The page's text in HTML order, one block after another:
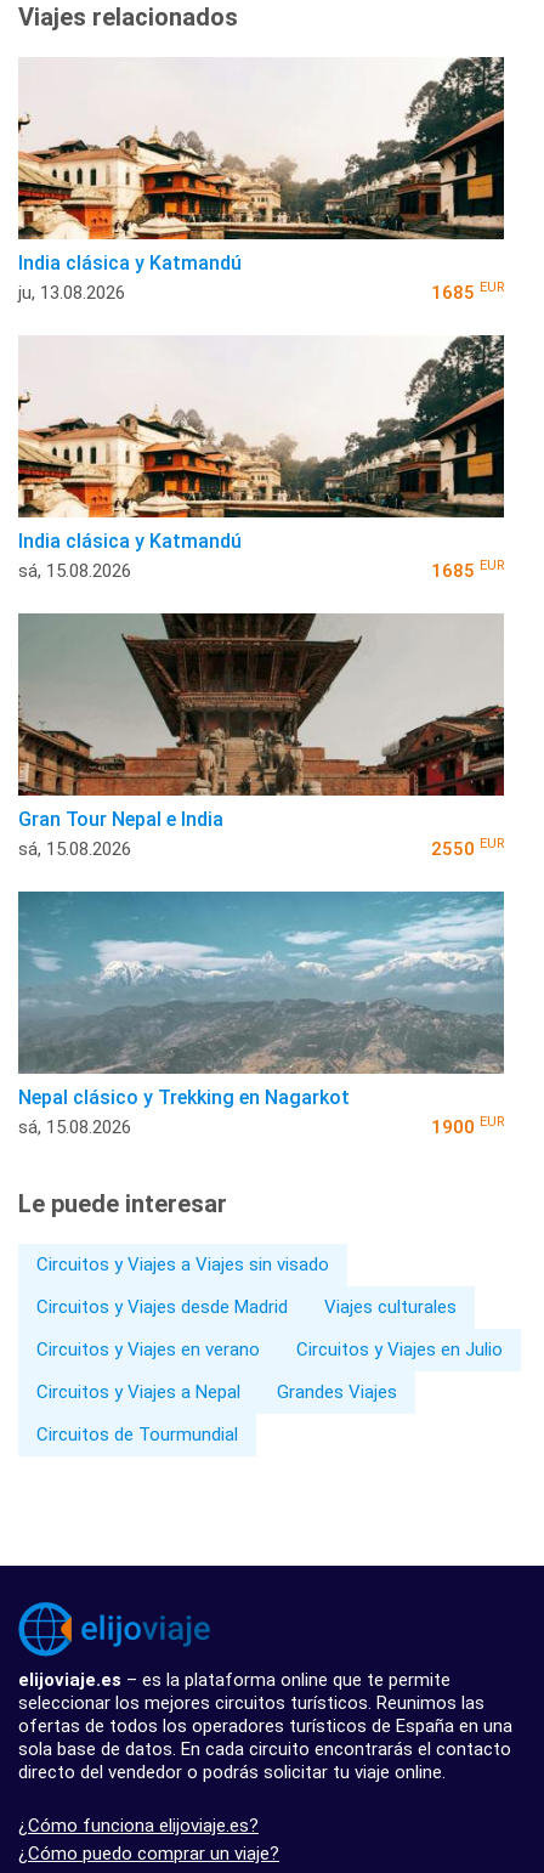
Viajes relacionados
India clásica y Katmandú
ju, 13.08.2026 1685 EUR
India clásica y Katmandú
sá, 15.08.2026 1685 EUR
Gran Tour Nepal e India
sá, 15.08.2026 2550 EUR
Nepal clásico y Trekking en Nagarkot
sá, 15.08.2026 1900 EUR
Le puede interesar
Circuitos y Viajes a Viajes sin visado
Circuitos y Viajes desde Madrid
Viajes culturales
Circuitos y Viajes en verano
Circuitos y Viajes en Julio
Circuitos y Viajes a Nepal
Grandes Viajes
Circuitos de Tourmundial
elijoviaje.es – es la plataforma online que te permite
seleccionar los mejores circuitos turísticos. Reunimos las
ofertas de todos los operadores turísticos de España en una
sola base de datos. En cada circuito encontrarás el contacto
directo del vendedor o podrás solicitar tu viaje online.
¿Cómo funciona elijoviaje.es?
¿Cómo puedo comprar un viaje?